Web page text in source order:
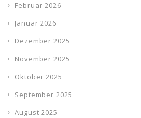
Februar 2026
Januar 2026
Dezember 2025
November 2025
Oktober 2025
September 2025
August 2025